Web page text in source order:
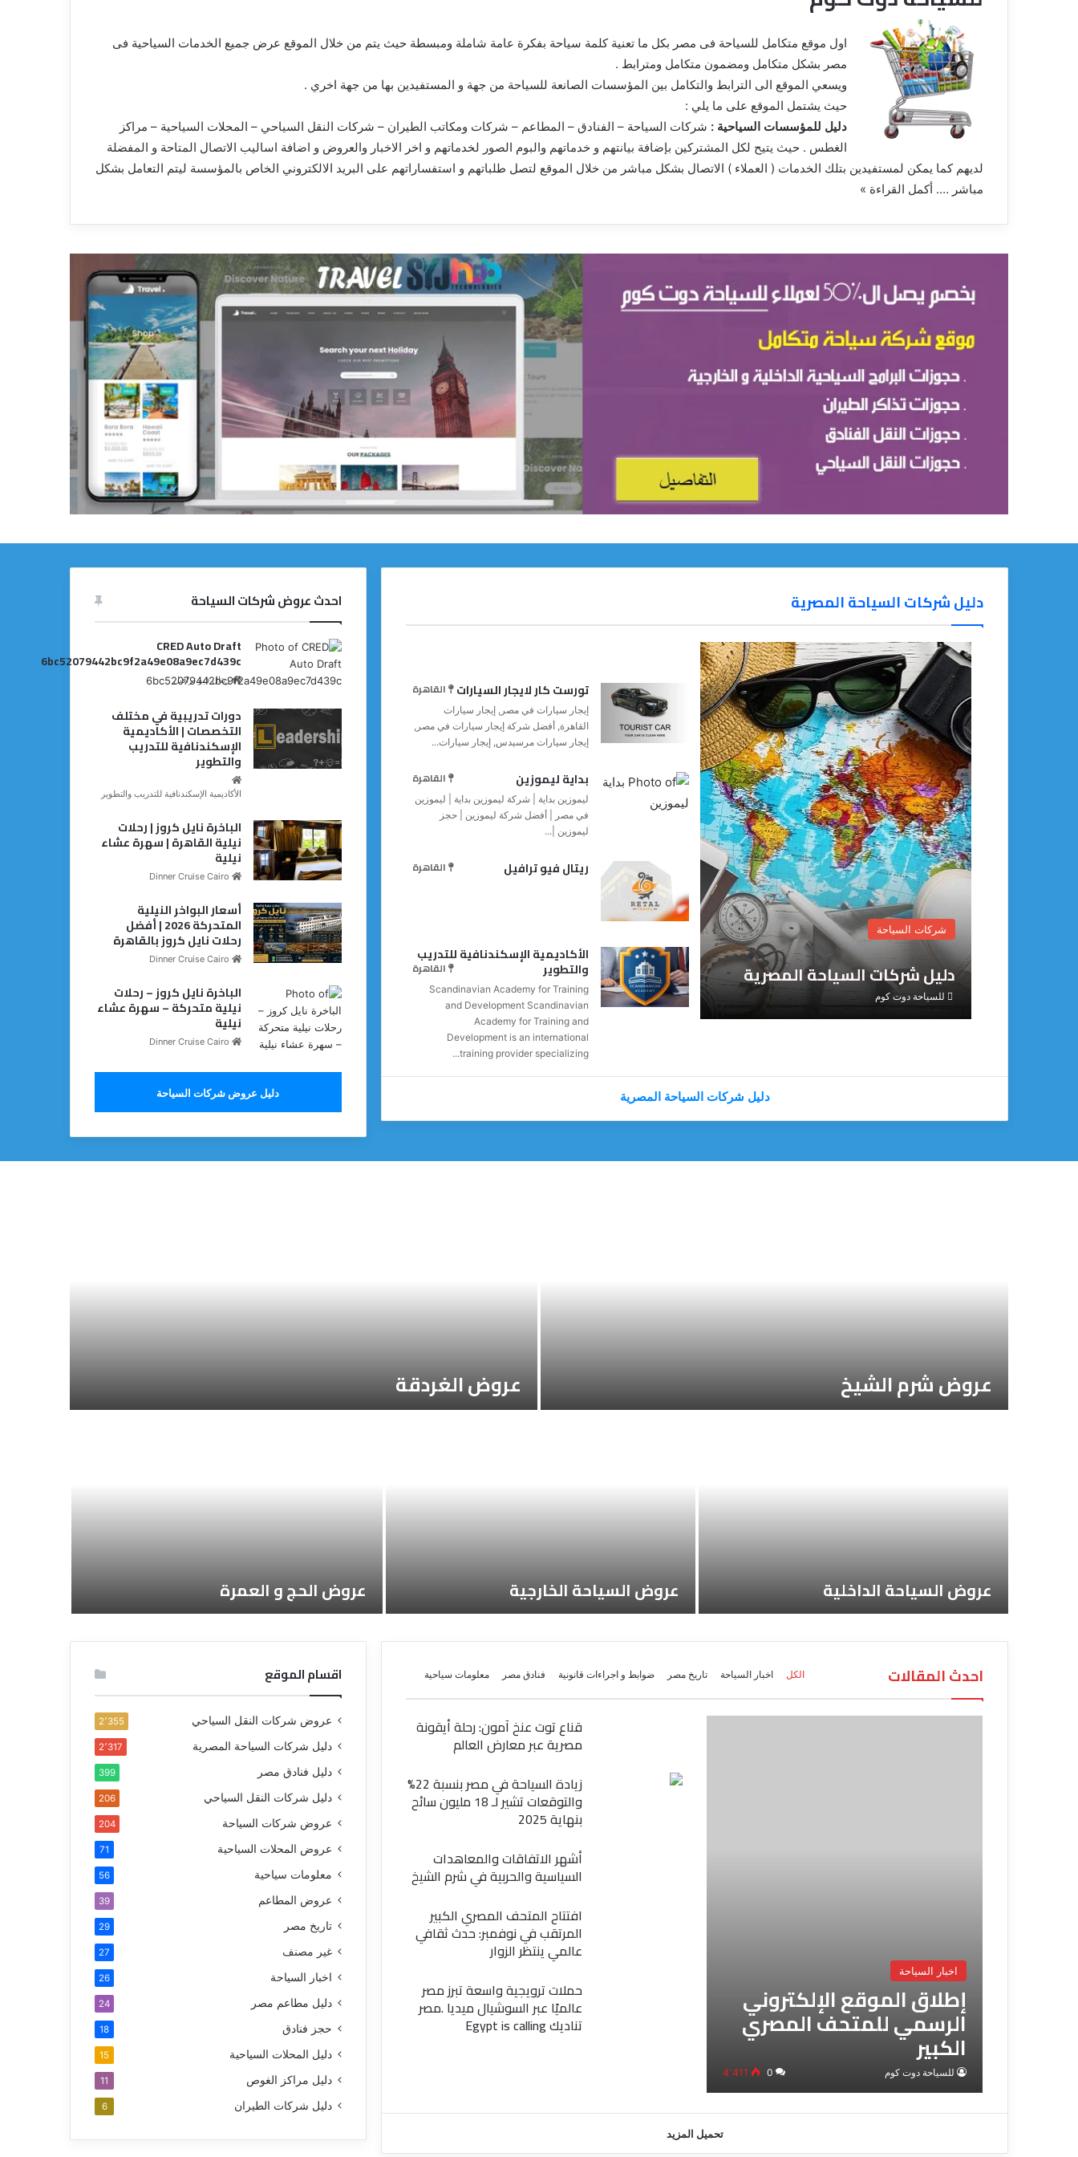
اول موقع متكامل للسياحة فى مصر بكل ما تعنية كلمة سياحة بفكرة عامة شاملة ومبسطة حيث يتم من خلال الموقع عرض جميع الخدمات السياحية فى
مصر بشكل متكامل ومضمون متكامل ومترابط .
ويسعي الموقع الى الترابط والتكامل بين المؤسسات الصانعة للسياحة من جهة و المستفيدين بها من جهة اخري .
حيث يشتمل الموقع على ما يلي :
دليل للمؤسسات السياحية : شركات السياحة – الفنادق – المطاعم – شركات ومكاتب الطيران – شركات النقل السياحي – المحلات السياحية – مراكز
الغطس . حيث يتيح لكل المشتركين بإضافة بيانتهم و خدماتهم والبوم الصور لخدماتهم و اخر الاخبار والعروض و اضافة اساليب الاتصال المتاحة و المفضلة
لديهم كما يمكن لمستفيدين بتلك الخدمات ( العملاء ) الاتصال بشكل مباشر من خلال الموقع لتصل طلباتهم و استفساراتهم على البريد الالكتروني الخاص بالمؤسسة ليتم التعامل بشكل
مباشر …. أكمل القراءة »
دليل شركات السياحة المصرية
شركات السياحة
دليل شركات السياحة المصرية
للسياحة دوت كوم
تورست كار لايجار السيارات القاهرة
إيجار سيارات في مصر, إيجار سيارات
القاهرة, أفضل شركة إيجار سيارات في مصر,
إيجار سيارات مرسيدس, إيجار سيارات...
بداية ليموزين القاهرة
ليموزين بداية | شركة ليموزين بداية | ليموزين
في مصر | أفضل شركة ليموزين | حجز
ليموزين |...
ريتال فيو ترافيل القاهرة
الأكاديمية الإسكندنافية للتدريب
والتطوير القاهرة
Scandinavian Academy for Training
and Development Scandinavian
Academy for Training and
Development is an international
training provider specializing...
دليل شركات السياحة المصرية
احدث عروض شركات السياحة
CRED Auto Draft
6bc52079442bc9f2a49e08a9ec7d439c
ريتال فيو ترافيل
دورات تدريبية في مختلف
التخصصات | الأكاديمية
الإسكندنافية للتدريب
والتطوير
الأكاديمية الإسكندنافية للتدريب والتطوير
الباخرة نايل كروز | رحلات
نيلية القاهرة | سهرة عشاء
نيلية
Dinner Cruise Cairo
أسعار البواخر النيلية
المتحركة 2026 | أفضل
رحلات نايل كروز بالقاهرة
Dinner Cruise Cairo
الباخرة نايل كروز – رحلات
نيلية متحركة – سهرة عشاء
نيلية
Dinner Cruise Cairo
دليل عروض شركات السياحة
عروض شرم الشيخ عروض الغردقة
عروض السياحة الداخلية عروض السياحة الخارجية عروض الحج و العمرة
احدث المقالات الكل اخبار السياحة تاريخ مصر ضوابط و اجراءات قانونية فنادق مصر معلومات سياحية
اخبار السياحة
إطلاق الموقع الإلكتروني
الرسمي للمتحف المصري
الكبير
للسياحة دوت كوم 0 4٬411
قناع توت عنخ آمون: رحلة أيقونة
مصرية عبر معارض العالم
زيادة السياحة في مصر بنسبة 22%
والتوقعات تشير لـ 18 مليون سائح
بنهاية 2025
أشهر الاتفاقات والمعاهدات
السياسية والحربية في شرم الشيخ
افتتاح المتحف المصري الكبير
المرتقب في نوفمبر: حدث ثقافي
عالمي ينتظر الزوار
حملات ترويجية واسعة تبرز مصر
عالميًا عبر السوشيال ميديا .مصر
تناديك Egypt is calling
تحميل المزيد
اقسام الموقع
عروض شركات النقل السياحي 2٬355
دليل شركات السياحة المصرية 2٬317
دليل فنادق مصر 399
دليل شركات النقل السياحي 206
عروض شركات السياحة 204
عروض المحلات السياحية 71
معلومات سياحية 56
عروض المطاعم 39
تاريخ مصر 29
غير مصنف 27
اخبار السياحة 26
دليل مطاعم مصر 24
حجز فنادق 18
دليل المحلات السياحية 15
دليل مراكز الغوص 11
دليل شركات الطيران 6